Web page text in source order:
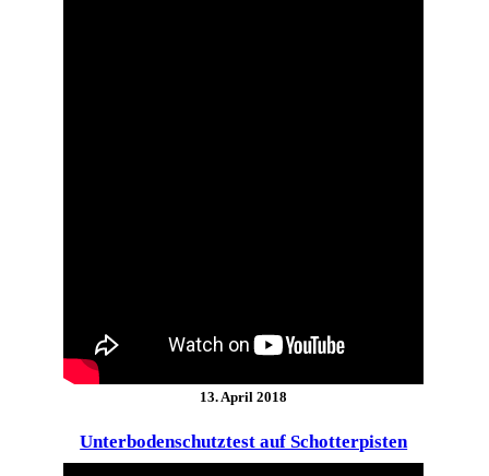
13. April 2018
Unterbodenschutztest auf Schotterpisten